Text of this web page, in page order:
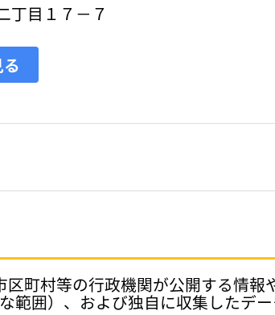
丁目１７－７
町村等の行政機関が公開する情
囲）、および独自に収集したデ